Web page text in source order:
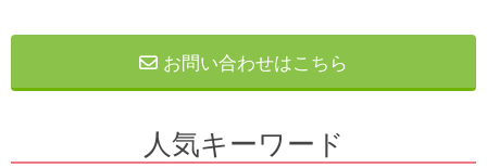
お問い合わせはこちら
人気キーワード